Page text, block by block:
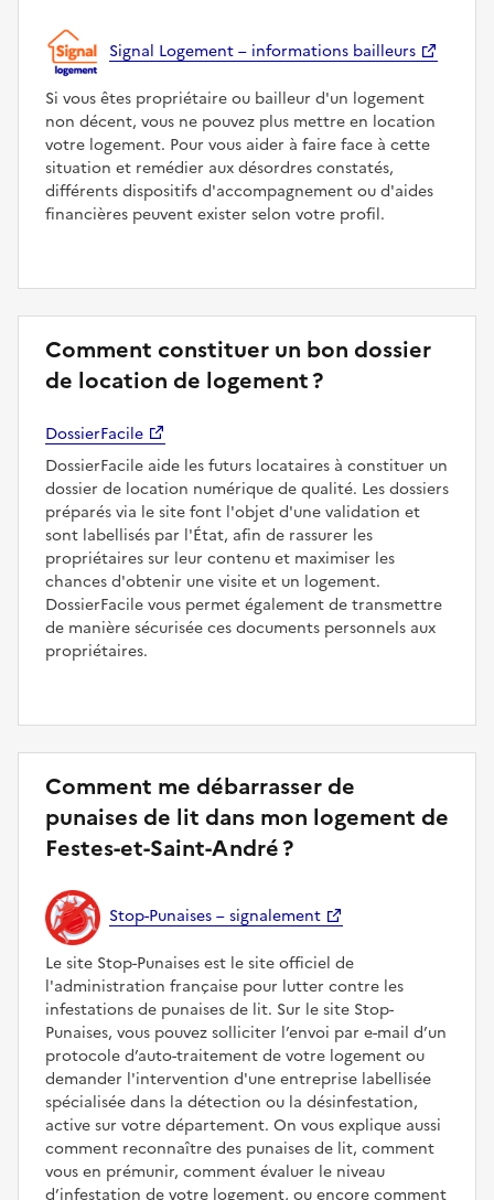
Signal Logement – informations bailleurs
Si vous êtes propriétaire ou bailleur d'un logement
non décent, vous ne pouvez plus mettre en location
votre logement. Pour vous aider à faire face à cette
situation et remédier aux désordres constatés,
différents dispositifs d'accompagnement ou d'aides
financières peuvent exister selon votre profil.
Comment constituer un bon dossier
de location de logement ?
DossierFacile
DossierFacile aide les futurs locataires à constituer un
dossier de location numérique de qualité. Les dossiers
préparés via le site font l'objet d'une validation et
sont labellisés par l'État, afin de rassurer les
propriétaires sur leur contenu et maximiser les
chances d'obtenir une visite et un logement.
DossierFacile vous permet également de transmettre
de manière sécurisée ces documents personnels aux
propriétaires.
Comment me débarrasser de
punaises de lit dans mon logement de
Festes-et-Saint-André ?
Stop-Punaises – signalement
Le site Stop-Punaises est le site officiel de
l'administration française pour lutter contre les
infestations de punaises de lit. Sur le site Stop-
Punaises, vous pouvez solliciter l’envoi par e-mail d’un
protocole d’auto-traitement de votre logement ou
demander l'intervention d'une entreprise labellisée
spécialisée dans la détection ou la désinfestation,
active sur votre département. On vous explique aussi
comment reconnaître des punaises de lit, comment
vous en prémunir, comment évaluer le niveau
d’infestation de votre logement, ou encore comment